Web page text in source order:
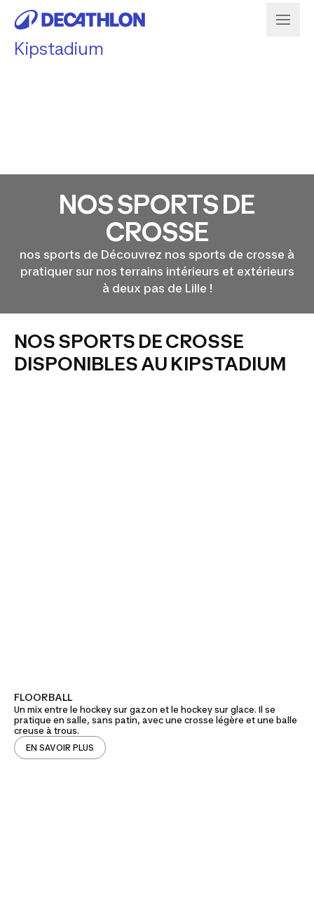
Kipstadium
NOS SPORTS DE
CROSSE
nos sports de Découvrez nos sports de crosse à
pratiquer sur nos terrains intérieurs et extérieurs
à deux pas de Lille !
NOS SPORTS DE CROSSE
DISPONIBLES AU KIPSTADIUM
FLOORBALL
Un mix entre le hockey sur gazon et le hockey sur glace. Il se
pratique en salle, sans patin, avec une crosse légère et une balle
creuse à trous.
EN SAVOIR PLUS